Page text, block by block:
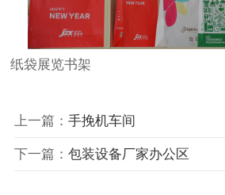
纸袋展览书架
上一篇： 手挽机车间
下一篇： 包装设备厂家办公区